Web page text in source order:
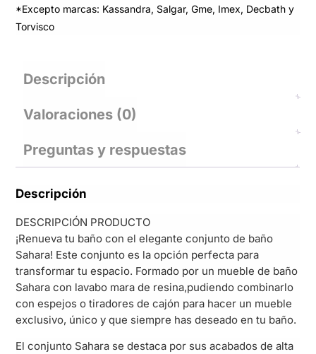
*Excepto marcas: Kassandra, Salgar, Gme, Imex, Decbath y
Torvisco
Descripción
Valoraciones (0)
Preguntas y respuestas
Descripción
DESCRIPCIÓN PRODUCTO
¡Renueva tu baño con el elegante conjunto de baño
Sahara! Este conjunto es la opción perfecta para
transformar tu espacio. Formado por un mueble de baño
Sahara con lavabo mara de resina,pudiendo combinarlo
con espejos o tiradores de cajón para hacer un mueble
exclusivo, único y que siempre has deseado en tu baño.
El conjunto Sahara se destaca por sus acabados de alta